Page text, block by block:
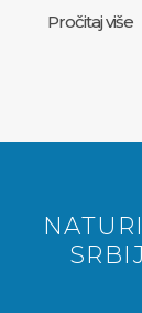
Pročitaj više